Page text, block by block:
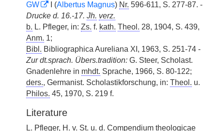
GW
I (Albertus Magnus) Nr. 596-611, S. 277-87. -
Drucke d. 16.-17. Jh. verz.
b. L. Pfleger, in: Zs. f. kath. Theol. 28, 1904, S. 439,
Anm. 1;
Bibl. Bibliographica Aureliana XI, 1963, S. 251-74 -
Zur dt.sprach. Übers.tradition: G. Steer, Scholast.
Gnadenlehre in mhdt. Sprache, 1966, S. 80-122;
ders., Germanist. Scholastikforschung, in: Theol. u.
Philos. 45, 1970, S. 219 f.
Literature
L. Pfleger, H. v. St. u. d. Compendium theologicae